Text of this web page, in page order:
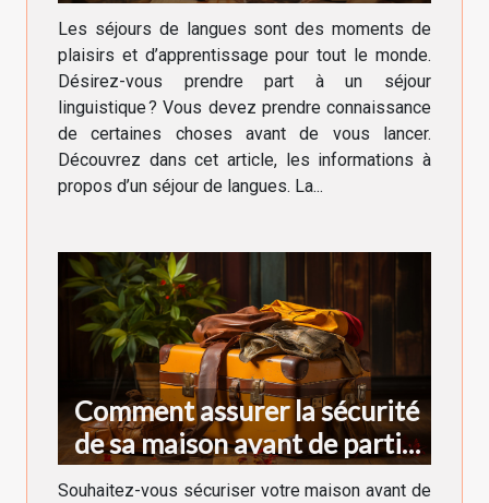
Les séjours de langues sont des moments de
plaisirs et d’apprentissage pour tout le monde.
Désirez-vous prendre part à un séjour
linguistique ? Vous devez prendre connaissance
de certaines choses avant de vous lancer.
Découvrez dans cet article, les informations à
propos d’un séjour de langues. La...
Comment assurer la sécurité
de sa maison avant de partir
en voyage ?
Souhaitez-vous sécuriser votre maison avant de